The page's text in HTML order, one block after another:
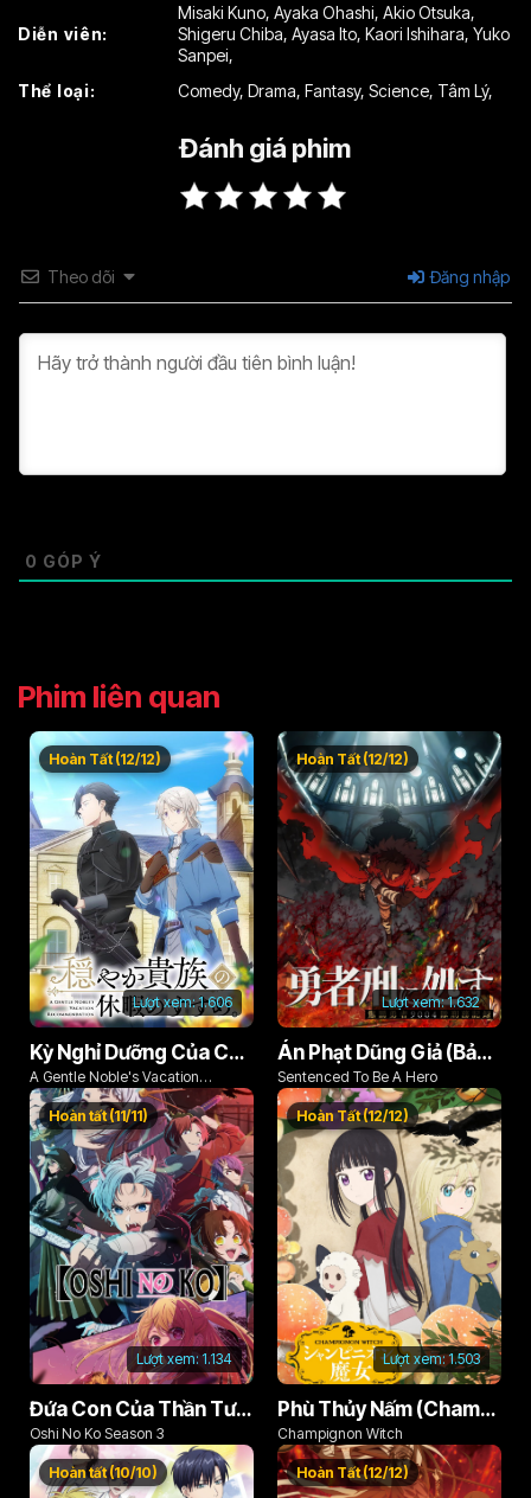
Diễn viên:
Misaki Kuno, Ayaka Ohashi, Akio Otsuka,
Shigeru Chiba, Ayasa Ito, Kaori Ishihara, Yuko
Sanpei,
Thể loại:
Comedy, Drama, Fantasy, Science, Tâm Lý,
Đánh giá phim
Theo dõi Đăng nhập
0 GÓP Ý
Phim liên quan
Lượt xem:1.606
Hoàn Tất (12/12)
Kỳ Nghỉ Dưỡng Của Chàng Quý Tộc Ôn Hòa (Odayaka Kizoku no Kyuuka no Susume)
A Gentle Noble's Vacation
Recommendation
Lượt xem:1.632
Hoàn Tất (12/12)
Án Phạt Dũng Giả (Bản Án Anh Hùng)
Sentenced To Be A Hero
Lượt xem: 1.134
Hoàn tất (11/11)
Đứa Con Của Thần Tượng (Phần 3)
Oshi No Ko Season 3
Lượt xem:1.503
Hoàn Tất (12/12)
Phù Thủy Nấm (Champignon no Majo)
Champignon Witch
Hoàn tất (10/10) Hoàn Tất (12/12)